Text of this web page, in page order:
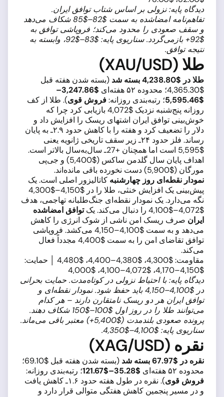
دیدگاه پایه: نزولی بر اساس شتاب توافق ایران.
تفاهم‌نامه امضاشده به سمت $82–$85 شکاف می‌دهد
و سقف صعودی را محدود می‌کند؛ فروپاشی توافق به
$92+ بازمی‌گردد. سناریوی پایه: $83–$92، وابسته به
نتیجه توافق.
طلا (XAU/USD)
طلا در $4,238.80 بسته شد
(بسته شدن هفته قبل
$4,365.30؛ محدوده ۵۲ هفته‌ای
$3,247.86–
$5,595.46
؛ رتبه‌بندی روزانه:فروش قوی). طلا از کف
روزانه پنج‌شنبه نزدیک $4,072 بازیابی کرد چرا که
خوش‌بینی توافق ایران اشتهای ریسک را افزایش داد و
دلار را تضعیف کرد و هفته را با کاهش حدود ۲.۹ـ به پایان
رساند. فلز حدود ۲۴ـ زیر سقف تاریخی ژانویه یعنی
$5,595 است اما همچنان +27ـ سال‌به‌سال بالاتر است.
اهداف پایان سال گلدمن ساکس ($5,400) و جی‌پی
مورگان ($5,900) دست نخورده باقی مانده‌اند.
نمودار نقطه‌ای روز چهارشنبه کاتالیزور اصلی است. یک
پیش‌بینی یک افزایش خنثی، طلا را در $4,150–$4,300
نگه می‌دارد. یک نمودار نقطه‌ای جنگ‌طلبانه تهاجمی، هدف
$4,072–$4,100 را دنبال می‌کند. یک
توافق امضاشده
ایران صرف ریسک امن ناشی از شوک انرژی را کاهش
می‌دهد و به سمت $4,100–4,150 می‌کشد. فروپاشی
توافق تقاضای امن را به سمت $4,400 مجدداً فعال
می‌کند.
مقاومت: $4,300، $4,380–4,400، $4,480 │ حمایت:
$4,150–4,170، $4,072–4,100، $4,000
دیدگاه پایه: با احتیاط نزولی در کوتاه‌مدت. حمایت بحرانی
در $4,100–4,150 باید حفظ شود. نمودار نقطه‌ای و
توافق ایران هر دو ریسک نامتقارن دارند – هر کدام
می‌توانند طلا را در روز اول $100–$150 شکاف دهند.
پرونده صعودی بلندمدت ($5,400+) معتبر باقی می‌ماند.
سناریوی پایه: $4,100–$4,350.
نقره (XAG/USD)
نقره در $67.97 بسته شد
(بسته شدن هفته قبل $69.10؛
محدوده ۵۲ هفته‌ای
$35.28–$121.67
؛ رتبه‌بندی روزانه:
فروش قوی
). نقره در طول هفته حدود ۱.۶ـ کاهش یافت
و در مسیر پنجمین کاهش هفتگی متوالی قرار دارد و